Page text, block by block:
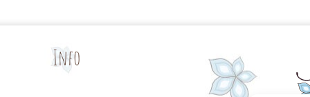
Info